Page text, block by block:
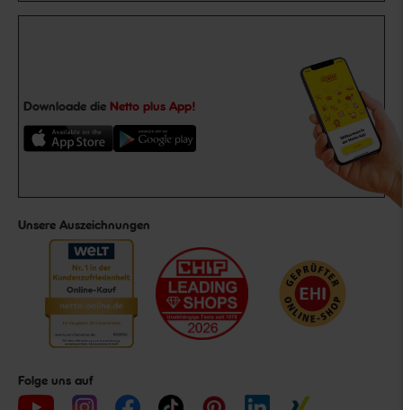
Downloade die Netto plus App!
Unsere Auszeichnungen
Folge uns auf